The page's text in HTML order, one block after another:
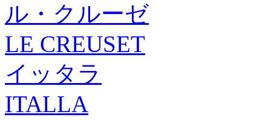
ル・クルーゼ
LE CREUSET
イッタラ
ITALLA